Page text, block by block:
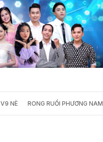
V9 NÈ RONG RUỔI PHƯƠNG NAM